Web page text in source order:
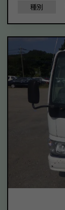
種別